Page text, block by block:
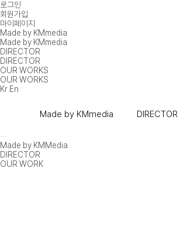
로그인
회원가입
마이페이지
Made by KMmedia
Made by KMmedia
DIRECTOR
DIRECTOR
OUR WORKS
OUR WORKS
Kr En
Made by KMmedia DIRECTOR
Made by KMMedia
DIRECTOR
OUR WORK